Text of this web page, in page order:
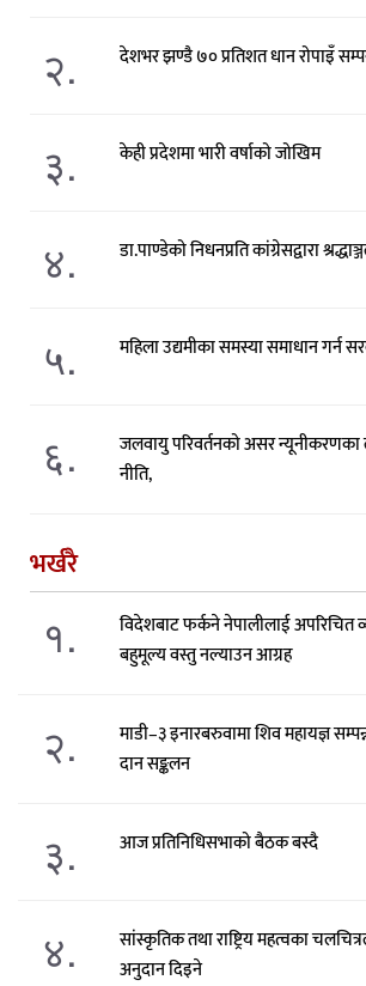
२. देशभर झण्डै ७० प्रतिशत धान रोपाइँ
३. केही प्रदेशमा भारी वर्षाको जोखिम
४. डा.पाण्डेको निधनप्रति कांग्रेसद्वारा
५. महिला उद्यमीका समस्या समाधान गर्न
६.
जलवायु परिवर्तनको असर न्यूनीकरणका
नीति,
भर्खरै
१.
विदेशबाट फर्कने नेपालीलाई अपरिचित
बहुमूल्य वस्तु नल्याउन आग्रह
२.
माडी–३ इनारबरुवामा शिव महायज्ञ
दान सङ्कलन
३. आज प्रतिनिधिसभाको बैठक बस्दै
४.
सांस्कृतिक तथा राष्ट्रिय महत्वका
अनुदान दिइने